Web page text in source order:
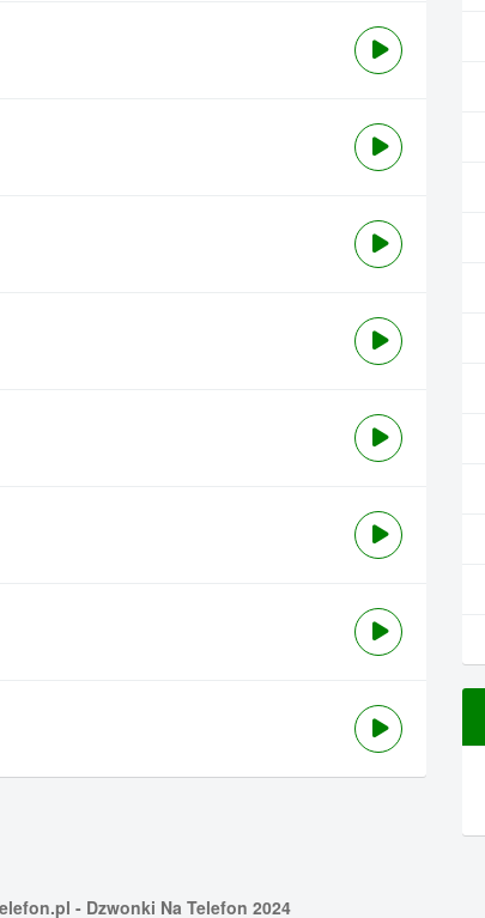
- Dzwonki Na Telefon 2024